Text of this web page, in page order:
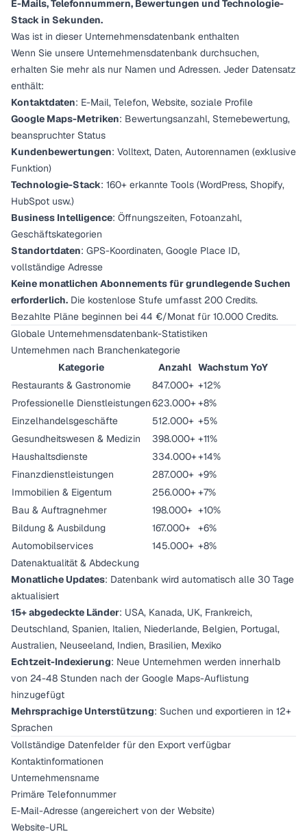
E-Mails, Telefonnummern, Bewertungen und Technologie-
Stack in Sekunden.
Was ist in dieser Unternehmensdatenbank enthalten
Wenn Sie unsere Unternehmensdatenbank durchsuchen,
erhalten Sie mehr als nur Namen und Adressen. Jeder Datensatz
enthält:
Kontaktdaten: E-Mail, Telefon, Website, soziale Profile
Google Maps-Metriken: Bewertungsanzahl, Sternebewertung,
beanspruchter Status
Kundenbewertungen: Volltext, Daten, Autorennamen (exklusive
Funktion)
Technologie-Stack: 160+ erkannte Tools (WordPress, Shopify,
HubSpot usw.)
Business Intelligence: Öffnungszeiten, Fotoanzahl,
Geschäftskategorien
Standortdaten: GPS-Koordinaten, Google Place ID,
vollständige Adresse
Keine monatlichen Abonnements für grundlegende Suchen
erforderlich. Die kostenlose Stufe umfasst 200 Credits.
Bezahlte Pläne beginnen bei 44 €/Monat für 10.000 Credits.
Globale Unternehmensdatenbank-Statistiken
Unternehmen nach Branchenkategorie
Kategorie
Anzahl Wachstum YoY
Restaurants & Gastronomie
847.000+ +12%
Professionelle Dienstleistungen623.000++8%
Einzelhandelsgeschäfte
512.000+ +5%
Gesundheitswesen & Medizin
398.000+ +11%
Haushaltsdienste
334.000++14%
Finanzdienstleistungen
287.000+ +9%
Immobilien & Eigentum
256.000++7%
Bau & Auftragnehmer
198.000+ +10%
Bildung & Ausbildung
167.000+
+6%
Automobilservices
145.000+ +8%
Datenaktualität & Abdeckung
Monatliche Updates: Datenbank wird automatisch alle 30 Tage
aktualisiert
15+ abgedeckte Länder: USA, Kanada, UK, Frankreich,
Deutschland, Spanien, Italien, Niederlande, Belgien, Portugal,
Australien, Neuseeland, Indien, Brasilien, Mexiko
Echtzeit-Indexierung: Neue Unternehmen werden innerhalb
von 24-48 Stunden nach der Google Maps-Auflistung
hinzugefügt
Mehrsprachige Unterstützung: Suchen und exportieren in 12+
Sprachen
Vollständige Datenfelder für den Export verfügbar
Kontaktinformationen
Unternehmensname
Primäre Telefonnummer
E-Mail-Adresse (angereichert von der Website)
Website-URL